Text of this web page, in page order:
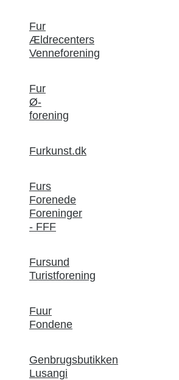
Fur
Ældrecenters
Venneforening
Fur
Ø-
forening
Furkunst.dk
Furs
Forenede
Foreninger
- FFF
Fursund
Turistforening
Fuur
Fondene
Genbrugsbutikken
Lusangi